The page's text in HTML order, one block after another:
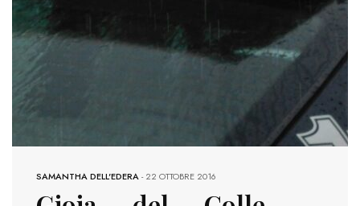
SAMANTHA DELL'EDERA-22 OTTOBRE 2016